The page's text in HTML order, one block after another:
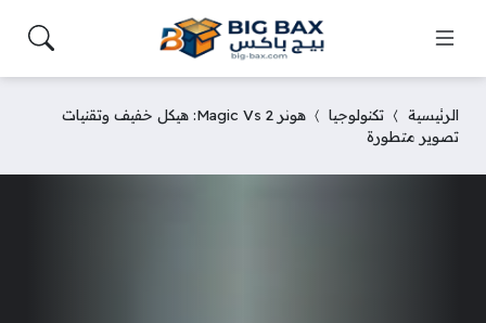
الرئيسية تكنولوجيا
هونر Magic Vs 2: هيكل خفيف وتقنيات
تصوير متطورة